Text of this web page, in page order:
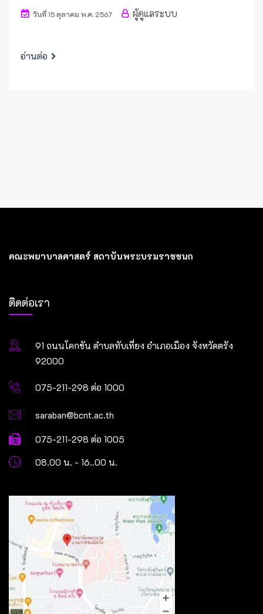
วันที่ 15 ตุลาคม พ.ศ. 2567 ผู้ดูแลระบบ
อ่านต่อ
คณะพยาบาลศาสตร์ สถาบันพระบรมราชชนก
ติดต่อเรา
91 ถนนโคกขัน ตำบลทับเที่ยง อำเภอเมือง จังหวัดตรัง
92000
075-211-298 ต่อ 1000
saraban@bcnt.ac.th
075-211-298 ต่อ 1005
08.00 น. - 16..00 น.